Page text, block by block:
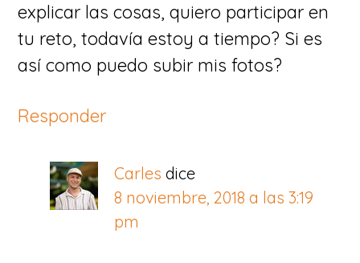
explicar las cosas, quiero participar en
tu reto, todavía estoy a tiempo? Si es
así como puedo subir mis fotos?
Responder
Carles dice
8 noviembre, 2018 a las 3:19
pm